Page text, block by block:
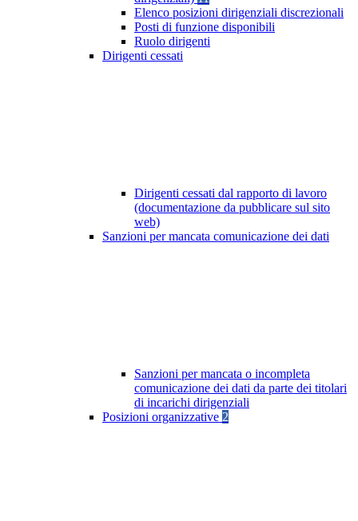
Elenco posizioni dirigenziali discrezionali
Posti di funzione disponibili
Ruolo dirigenti
Dirigenti cessati
Dirigenti cessati dal rapporto di lavoro
(documentazione da pubblicare sul sito
web)
Sanzioni per mancata comunicazione dei dati
Sanzioni per mancata o incompleta
comunicazione dei dati da parte dei titolari
di incarichi dirigenziali
Posizioni organizzative 2